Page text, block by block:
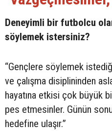
Deneyimli bir futbolcu
söylemek istersiniz?
“Gençlere söylemek
ve çalışma disiplininden
hayatına etkisi çok büyük
pes etmesinler. Günün
hedefine ulaşır.”